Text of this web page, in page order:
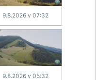
9.8.2026 v 07:32
9.8.2026 v 05:32